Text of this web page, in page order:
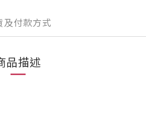
及付款方式
品描述